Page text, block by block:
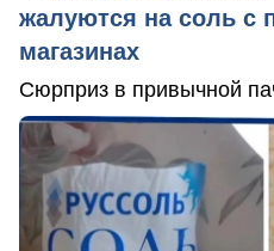
жалуются на соль с
магазинах
Сюрприз в привычной